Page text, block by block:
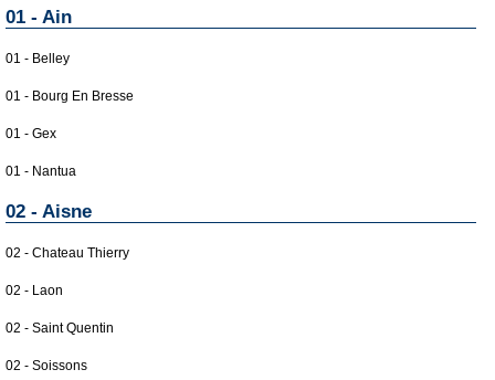
01 - Ain
01 - Belley
01 - Bourg En Bresse
01 - Gex
01 - Nantua
02 - Aisne
02 - Chateau Thierry
02 - Laon
02 - Saint Quentin
02 - Soissons